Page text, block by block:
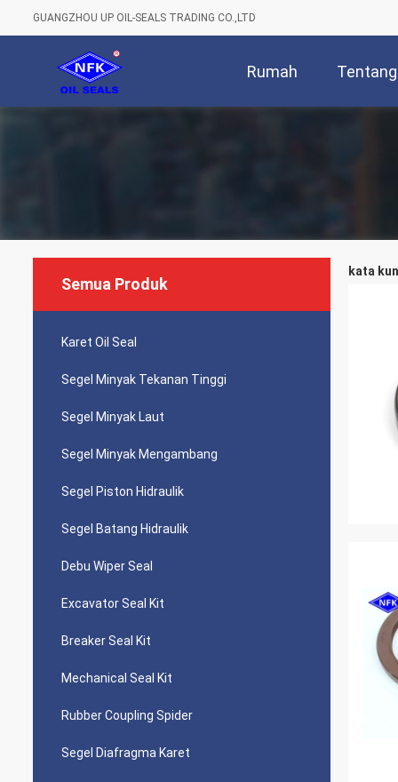
GUANGZHOU UP OIL-SEALS TRADING CO.,LTD
Rumah
Semua Produk
Karet Oil Seal
Segel Minyak Tekanan Tinggi
Segel Minyak Laut
Segel Minyak Mengambang
Segel Piston Hidraulik
Segel Batang Hidraulik
Debu Wiper Seal
Excavator Seal Kit
Breaker Seal Kit
Mechanical Seal Kit
Rubber Coupling Spider
Segel Diafragma Karet
kata